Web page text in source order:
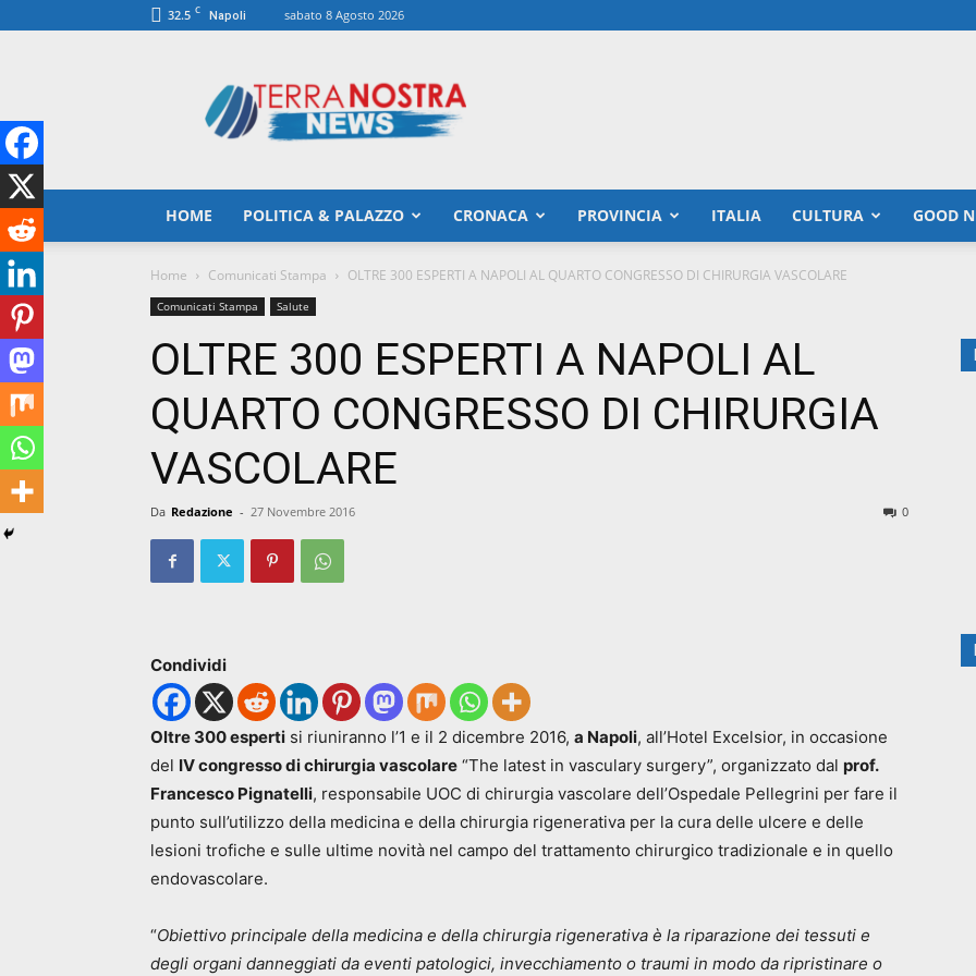
32.5 C Napoli sabato 8 Agosto 2026
HOME POLITICA & PALAZZO CRONACA PROVINCIA ITALIA CULTURA GOOD
Home Comunicati Stampa OLTRE 300 ESPERTI A NAPOLI AL QUARTO CONGRESSO DI CHIRURGIA VASCOLARE
Comunicati Stampa Salute
OLTRE 300 ESPERTI A NAPOLI AL
QUARTO CONGRESSO DI CHIRURGIA
VASCOLARE
Da Redazione - 27 Novembre 2016 0
Condividi
Oltre 300 esperti si riuniranno l’1 e il 2 dicembre 2016, a Napoli, all’Hotel Excelsior, in occasione
del IV congresso di chirurgia vascolare “The latest in vasculary surgery”, organizzato dal prof.
Francesco Pignatelli, responsabile UOC di chirurgia vascolare dell’Ospedale Pellegrini per fare il
punto sull’utilizzo della medicina e della chirurgia rigenerativa per la cura delle ulcere e delle
lesioni trofiche e sulle ultime novità nel campo del trattamento chirurgico tradizionale e in quello
endovascolare.
“Obiettivo principale della medicina e della chirurgia rigenerativa è la riparazione dei tessuti e
degli organi danneggiati da eventi patologici, invecchiamento o traumi in modo da ripristinare o